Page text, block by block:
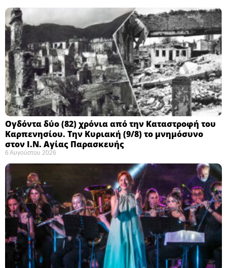
Ογδόντα δύο (82) χρόνια από την Καταστροφή του
Καρπενησίου. Την Κυριακή (9/8) το μνημόσυνο
στον Ι.Ν. Αγίας Παρασκευής
6 Αυγούστου 2026